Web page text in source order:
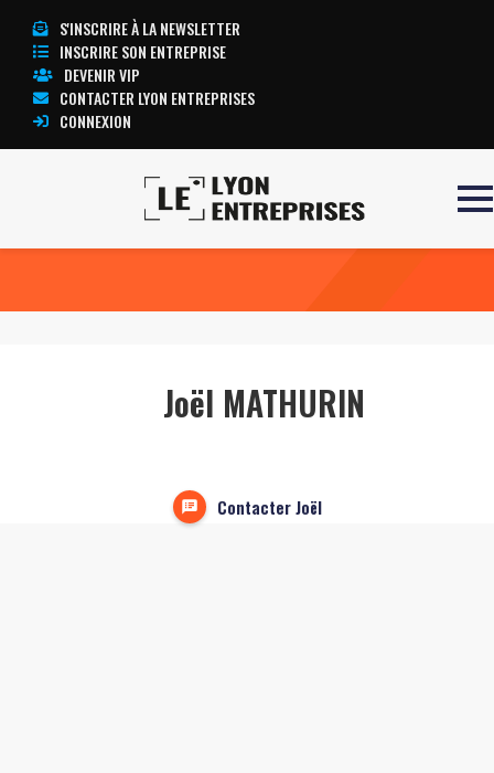
S'INSCRIRE À LA NEWSLETTER
INSCRIRE SON ENTREPRISE
DEVENIR VIP
CONTACTER LYON ENTREPRISES
CONNEXION
Joël MATHURIN
Contacter Joël